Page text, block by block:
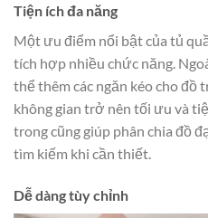
Tiện ích đa năng
Một ưu điểm nổi bật của tủ
tích hợp nhiều chức năng.
thể thêm các ngăn kéo cho đồ
không gian trở nên tối ưu và
trong cũng giúp phân chia đồ
tìm kiếm khi cần thiết.
Dễ dàng tùy chỉnh